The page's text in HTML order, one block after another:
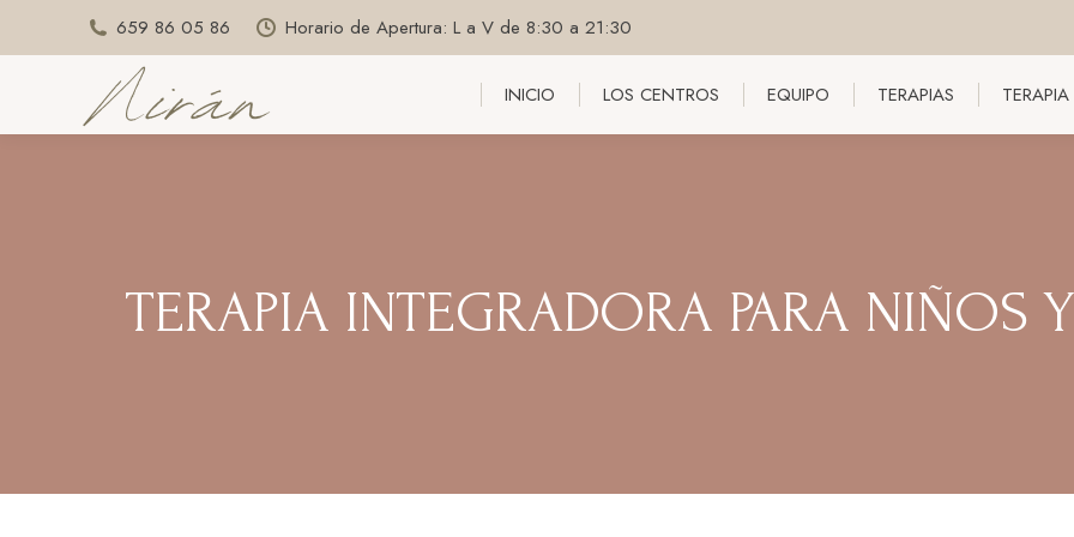
659 86 05 86 Horario de Apertura: L a V de 8:30 a 21:30
INICIO LOS CENTROS EQUIPO TERAPIAS
TERAPIA INTEGRADORA PARA NIÑOS
INICIO LOS CENTROS